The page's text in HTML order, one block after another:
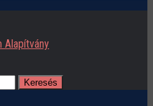
Alapítvány